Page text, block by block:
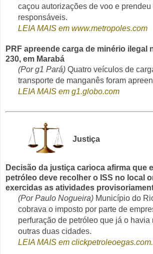
caçou autorizações de voo e prendeu
responsáveis.
LEIA MAIS em www.metropoles.com
PRF apreende carga de minério ilegal
230, em Marabá
(Por g1 Pará)Quatro veículos de
transporte de manganês foram
LEIA MAIS em g1.globo.com
Justiça
Decisão da justiça carioca afirma que
petróleo deve recolher o ISS no local
exercidas as atividades
(Por Paulo Nogueira)Município do
cobrava o imposto por parte de
perfuração de petróleo que já o havia
outras duas cidades.
LEIA MAIS em